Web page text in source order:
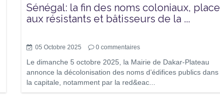
Sénégal: la fin des noms coloniaux, place
aux résistants et bâtisseurs de la ...
05 Octobre 2025 0 commentaires
Le dimanche 5 octobre 2025, la Mairie de Dakar-Plateau
annonce la décolonisation des noms d’édifices publics dans
la capitale, notamment par la red&eac...